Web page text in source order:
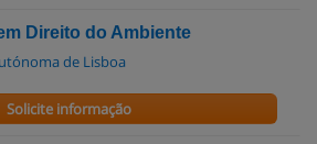
Direito do Ambiente
de Lisboa
Solicite informação